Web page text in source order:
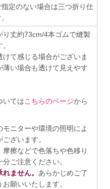
定のない場合は三つ折り仕
丈約73cm/4本ゴムで縫製
て感じる場合がございま
い場合も透けて見えやす
いてはこちらのページから
モニターや環境の照明によ
ざいます。
摩擦などで色落ちや色移り
ご注意ください。
ません。 あらかじめご了
願いいたします。